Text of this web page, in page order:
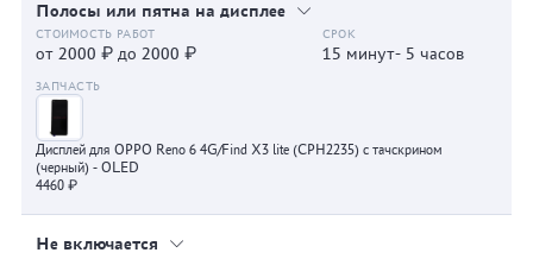
Полосы или пятна на дисплее
от 2000 ₽ до 2000 ₽ 15 минут- 5 часов
Дисплей для OPPO Reno 6 4G/Find X3 lite (CPH2235) с тачскрином
(черный) - OLED
4460 ₽
Не включается